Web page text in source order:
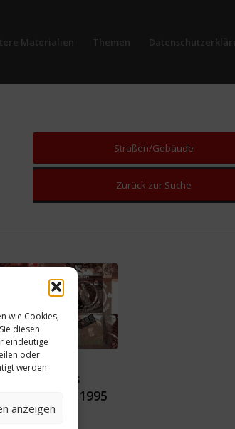
wie Cookies,
diesen
eindeutige
oder
werden.
anzeigen
Materialien Themen
Straßen/Gebäude
Zurück zur Suche
FAUSTbuntes
Linden-Buch, 1995
Weiterlesen